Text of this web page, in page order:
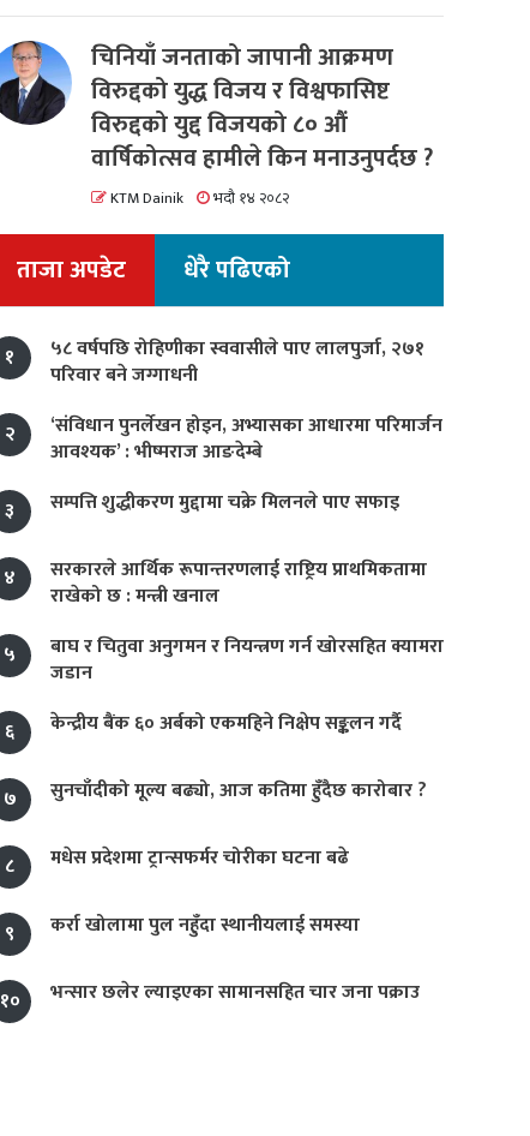
चिनियाँ जनताको जापानी आक्रमण
विरुद्दको युद्ध विजय र विश्वफासिष्ट
विरुद्दको युद्द विजयको ८० औं
वार्षिकोत्सव हामीले किन मनाउनुपर्दछ ?
KTM Dainik भदौ १४ २०८२
ताजा अपडेट धेरै पढिएको
१
५८ वर्षपछि रोहिणीका स्ववासीले पाए लालपुर्जा, २७१
परिवार बने जग्गाधनी
२
‘संविधान पुनर्लेखन होइन, अभ्यासका आधारमा परिमार्जन
आवश्यक’ : भीष्मराज आङदेम्बे
३
सम्पत्ति शुद्धीकरण मुद्दामा चक्रे मिलनले पाए सफाइ
४
सरकारले आर्थिक रूपान्तरणलाई राष्ट्रिय प्राथमिकतामा
राखेको छ : मन्त्री खनाल
५
बाघ र चितुवा अनुगमन र नियन्त्रण गर्न खोरसहित क्यामरा
जडान
६
केन्द्रीय बैंक ६० अर्बको एकमहिने निक्षेप सङ्कलन गर्दै
७ सुनचाँदीको मूल्य बढ्यो, आज कतिमा हुँदैछ कारोबार ?
८ मधेस प्रदेशमा ट्रान्सफर्मर चोरीका घटना बढे
९ कर्रा खोलामा पुल नहुँदा स्थानीयलाई समस्या
१० भन्सार छलेर ल्याइएका सामानसहित चार जना पक्राउ